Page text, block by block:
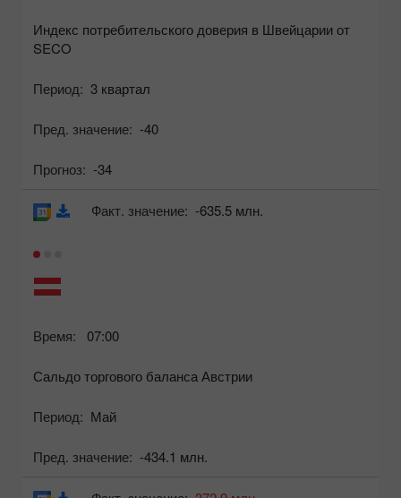
Индекс потребительского доверия в Швейцарии от
SECO
Период: 3 квартал
Пред. значение: -40
Прогноз: -34
Время: 07:00
Сальдо торгового баланса Австрии
Период: Май
Пред. значение: -434.1 млн.
Факт. значение: -635.5 млн.